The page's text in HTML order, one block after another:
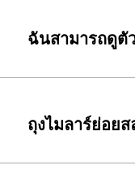
ฉันสามารถดูตั
ถุงไมลาร์ย่อย